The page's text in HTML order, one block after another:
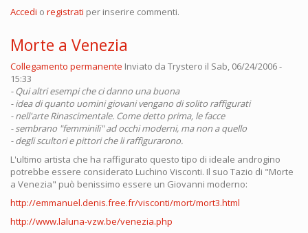
Accedi o registrati per inserire commenti.
Morte a Venezia
Collegamento permanente Inviato da Trystero il Sab, 06/24/2006 -
15:33
- Qui altri esempi che ci danno una buona
- idea di quanto uomini giovani vengano di solito raffigurati
- nell'arte Rinascimentale. Come detto prima, le facce
- sembrano "femminili" ad occhi moderni, ma non a quello
- degli scultori e pittori che li raffigurarono.
L'ultimo artista che ha raffigurato questo tipo di ideale androgino
potrebbe essere considerato Luchino Visconti. Il suo Tazio di "Morte
a Venezia" può benissimo essere un Giovanni moderno:
http://emmanuel.denis.free.fr/visconti/mort/mort3.html
http://www.laluna-vzw.be/venezia.php